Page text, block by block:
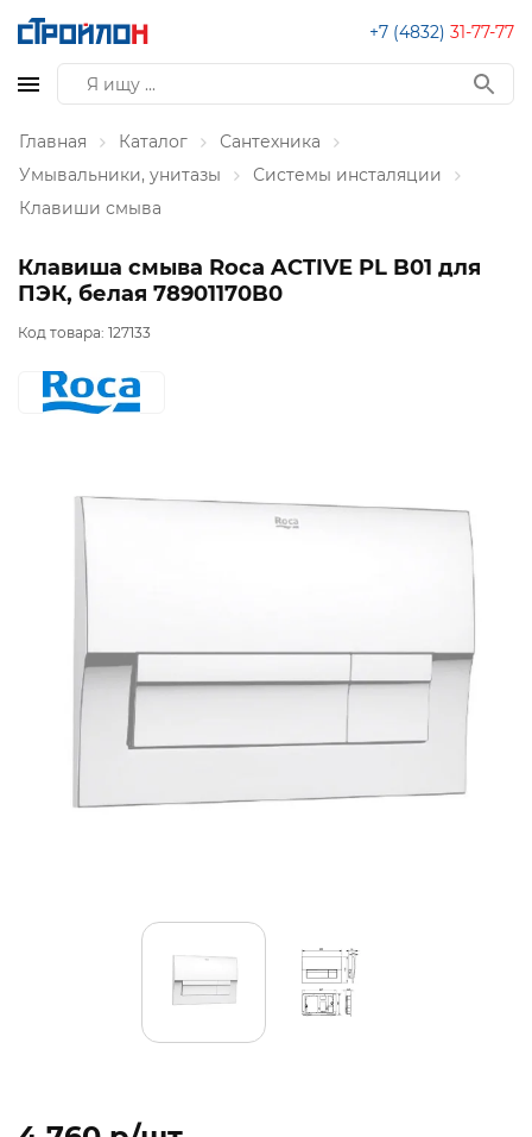
+7 (4832) 31-77-77
Главная Каталог
Сантехника
Умывальники, унитазы
Системы инсталяции
Клавиши смыва
Клавиша смыва Roca ACTIVE PL B01 для
ПЭК, белая 78901170B0
Код товара: 127133